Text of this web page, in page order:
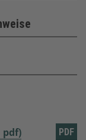
pdf) PDF